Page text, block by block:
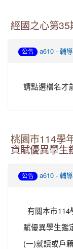
經國之心第35
公告 a610 - 輔
請點選檔名才
桃園市114學
資賦優異學生
公告 a610 - 輔
有關本市114
賦優異學生鑑
(一)就讀或戶